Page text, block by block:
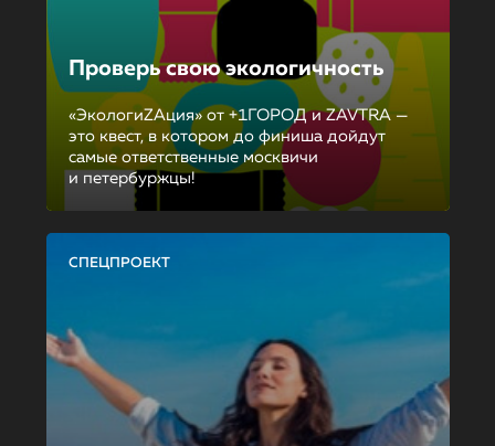
Проверь свою экологичность
«ЭкологиZAция» от +1ГОРОД и ZAVTRA —
это квест, в котором до финиша дойдут
самые ответственные москвичи
и петербуржцы!
СПЕЦПРОЕКТ